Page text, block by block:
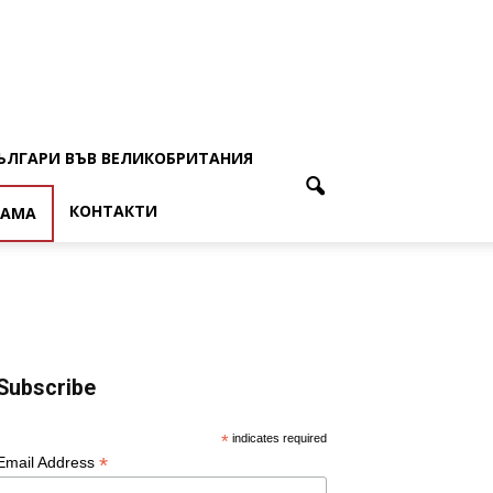
ВЪВ ВЕЛИКОБРИТАНИЯ
КОНТАКТИ
* indicates required
Address *